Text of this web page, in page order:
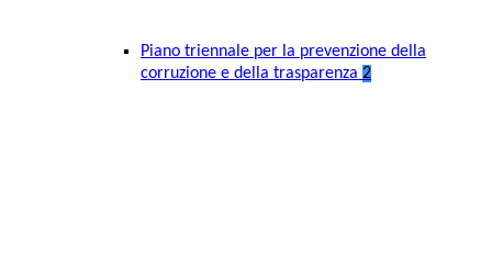
Piano triennale per la prevenzione della
corruzione e della trasparenza 2